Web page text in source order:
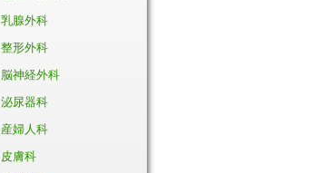
乳腺外科
整形外科
脳神経外科
泌尿器科
産婦人科
皮膚科